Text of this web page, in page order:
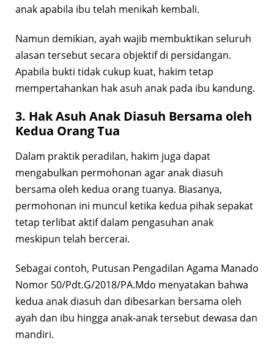
anak apabila ibu telah menikah kembali.
Namun demikian, ayah wajib membuktikan seluruh
alasan tersebut secara objektif di persidangan.
Apabila bukti tidak cukup kuat, hakim tetap
mempertahankan hak asuh anak pada ibu kandung.
3. Hak Asuh Anak Diasuh Bersama oleh
Kedua Orang Tua
Dalam praktik peradilan, hakim juga dapat
mengabulkan permohonan agar anak diasuh
bersama oleh kedua orang tuanya. Biasanya,
permohonan ini muncul ketika kedua pihak sepakat
tetap terlibat aktif dalam pengasuhan anak
meskipun telah bercerai.
Sebagai contoh, Putusan Pengadilan Agama Manado
Nomor 50/Pdt.G/2018/PA.Mdo menyatakan bahwa
kedua anak diasuh dan dibesarkan bersama oleh
ayah dan ibu hingga anak-anak tersebut dewasa dan
mandiri.